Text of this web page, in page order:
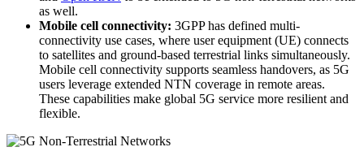
as well.
Mobile cell connectivity: 3GPP has defined multi-
connectivity use cases, where user equipment (UE) connects
to satellites and ground-based terrestrial links simultaneously.
Mobile cell connectivity supports seamless handovers, as 5G
users leverage extended NTN coverage in remote areas.
These capabilities make global 5G service more resilient and
flexible.